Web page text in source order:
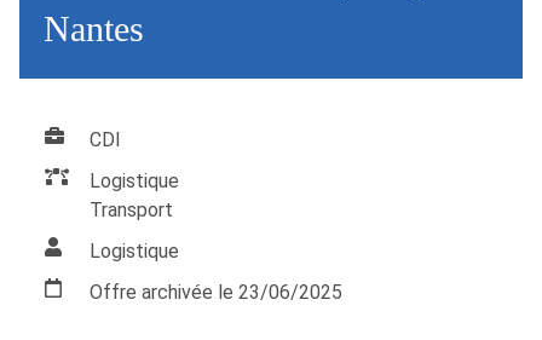
Nantes
CDI
Logistique
Transport
Logistique
Offre archivée le 23/06/2025